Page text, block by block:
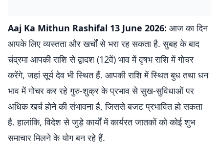
Aaj Ka Mithun Rashifal 13 June 2026: आज का दिन
आपके लिए व्यस्तता और खर्चों से भरा रह सकता है. सुबह के बाद
चंद्रमा आपकी राशि से द्वादश (12वें) भाव में वृषभ राशि में गोचर
करेंगे, जहां सूर्य देव भी स्थित हैं. आपकी राशि में स्थित बुध तथा धन
भाव में गोचर कर रहे गुरु-शुक्र के प्रभाव से सुख-सुविधाओं पर
अधिक खर्च होने की संभावना है, जिससे बजट प्रभावित हो सकता
है. हालांकि, विदेश से जुड़े कार्यों में कार्यरत जातकों को कोई शुभ
समाचार मिलने के योग बन रहे हैं.